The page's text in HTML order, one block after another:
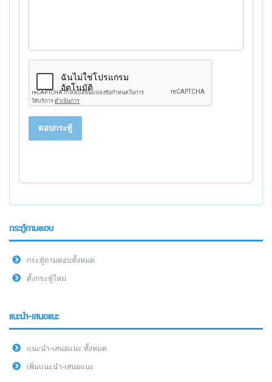
ตอบกระทู้
กระทู้ถามตอบ
กระทู้ถามตอบทั้งหมด
ตั้งกระทู้ใหม่
แนะนำ-เสนอแนะ
แนะนำ-เสนอแนะ ทั้งหมด
เพิ่มแนะนำ-เสนอแนะ